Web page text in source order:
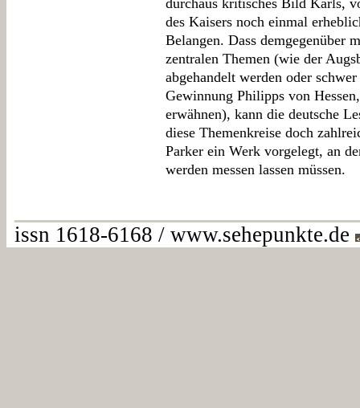
durchaus kritisches Bild Karls,
des Kaisers noch einmal
Belangen. Dass demgegenüber
zentralen Themen (wie der
abgehandelt werden oder
Gewinnung Philipps von
erwähnen), kann die deutsche
diese Themenkreise doch
Parker ein Werk vorgelegt, an
werden messen lassen müssen.
issn 1618-6168 / www.sehepunkte.de